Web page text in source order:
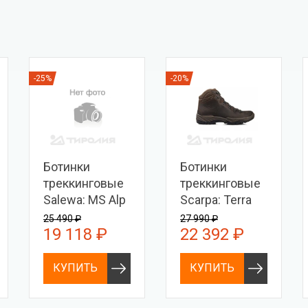
-25%
Ботинки
треккинговые
Salewa: MS Alp
Trainer 2 Mid
GTX
25 490 ₽
19 118 ₽
КУПИТЬ
-20%
Ботинки
треккинговые
Scarpa: Terra
GTX
27 990 ₽
22 392 ₽
КУПИТЬ